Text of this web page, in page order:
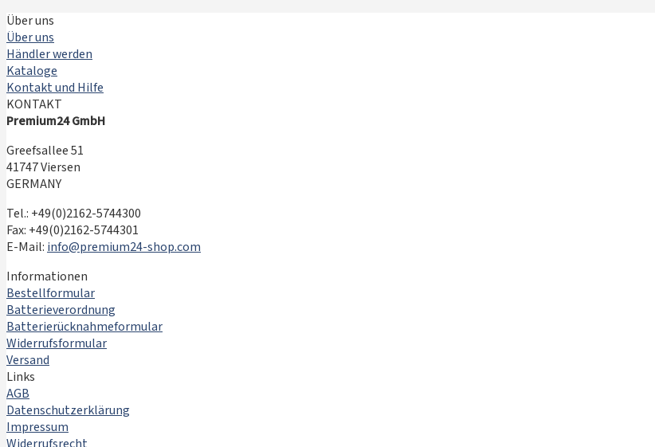
Über uns
Über uns
Händler werden
Kataloge
Kontakt und Hilfe
KONTAKT
Premium24 GmbH
Greefsallee 51
41747 Viersen
GERMANY
Tel.: +49(0)2162-5744300
Fax: +49(0)2162-5744301
E-Mail: info@premium24-shop.com
Informationen
Bestellformular
Batterieverordnung
Batterierücknahmeformular
Widerrufsformular
Versand
Links
AGB
Datenschutzerklärung
Impressum